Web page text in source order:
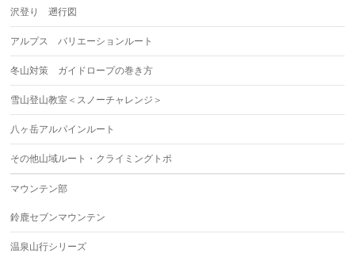
沢登り 遡行図
アルプス バリエーションルート
冬山対策 ガイドロープの巻き方
雪山登山教室＜スノーチャレンジ＞
八ヶ岳アルパインルート
その他山域ルート・クライミングトポ
マウンテン部
鈴鹿セブンマウンテン
温泉山行シリーズ